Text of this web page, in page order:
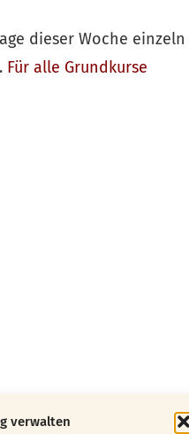
verwalten
dieser Woche einzeln
Für alle Grundkurse